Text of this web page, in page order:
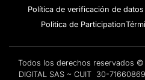
Política de verificación de
Politica de Participation
Todos los derechos reservados ©
DIGITAL SAS ~ CUIT 30-